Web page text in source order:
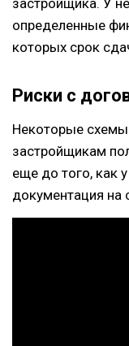
определенные
которых срок
Риски с
Некоторые
застройщикам
еще до того, как
документация на